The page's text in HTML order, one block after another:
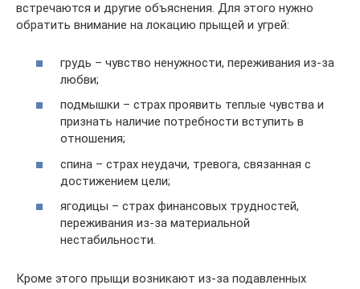
встречаются и другие объяснения. Для этого нужно
обратить внимание на локацию прыщей и угрей:
грудь – чувство ненужности, переживания из-за
любви;
подмышки – страх проявить теплые чувства и
признать наличие потребности вступить в
отношения;
спина – страх неудачи, тревога, связанная с
достижением цели;
ягодицы – страх финансовых трудностей,
переживания из-за материальной
нестабильности.
Кроме этого прыщи возникают из-за подавленных